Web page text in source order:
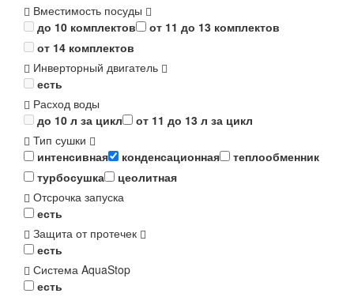
Вместимость посуды
до 10 комплектов
от 11 до 13 комплектов
от 14 комплектов
Инверторный двигатель
есть
Расход воды
до 10 л за цикл
от 11 до 13 л за цикл
Тип сушки
интенсивная
конденсационная
теплообменник
турбосушка
цеолитная
Отсрочка запуска
есть
Защита от протечек
есть
Система AquaStop
есть